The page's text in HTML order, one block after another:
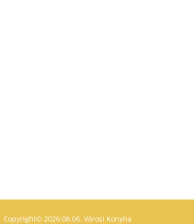
Copyright© 2026.08.06. Városi Konyha